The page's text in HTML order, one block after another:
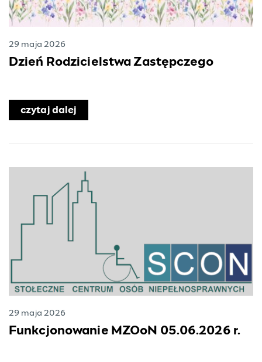
29 maja 2026
Dzień Rodzicielstwa Zastępczego
czytaj dalej
29 maja 2026
Funkcjonowanie MZOoN 05.06.2026 r.